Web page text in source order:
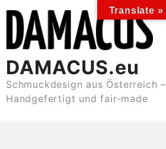
content
DAMACUS.eu
Schmuckdesign aus Österreich –
Handgefertigt und fair-made
Translate »